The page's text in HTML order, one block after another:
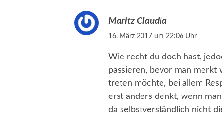
Maritz Claudia
16. März 2017 um 22:06 Uhr
Wie recht du doch hast,
passieren, bevor man merkt
treten möchte, bei allem
erst anders denkt, wenn
da selbstverständlich nicht